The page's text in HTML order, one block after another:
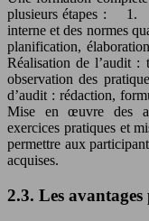
plusieurs étapes : 1.
interne et des normes
planification,
Réalisation de l’audit :
observation des
d’audit : rédaction,
Mise en œuvre des
exercices pratiques et
permettre aux
acquises.
2.3. Les